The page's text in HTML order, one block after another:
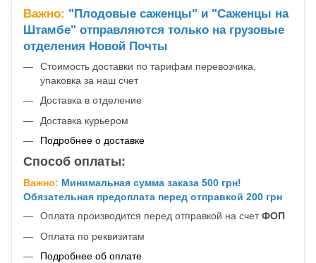
Важно: "Плодовые саженцы" и "Саженцы на
Штамбе" отправляются только на грузовые
отделения Новой Почты
Стоимость доставки по тарифам перевозчика,
упаковка за наш счет
Доставка в отделение
Доставка курьером
Подробнее о доставке
Способ оплаты:
Важно: Минимальная сумма заказа 500 грн!
Обязательная предоплата перед отправкой 200 грн
Оплата производится перед отправкой на счетФОП
Оплата по реквизитам
Подробнее об оплате